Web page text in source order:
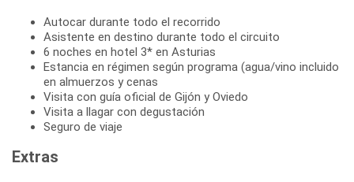
Autocar durante todo el recorrido
Asistente en destino durante todo el circuito
6 noches en hotel 3* en Asturias
Estancia en régimen según programa (agua/vino incluido
en almuerzos y cenas
Visita con guía oficial de Gijón y Oviedo
Visita a llagar con degustación
Seguro de viaje
Extras